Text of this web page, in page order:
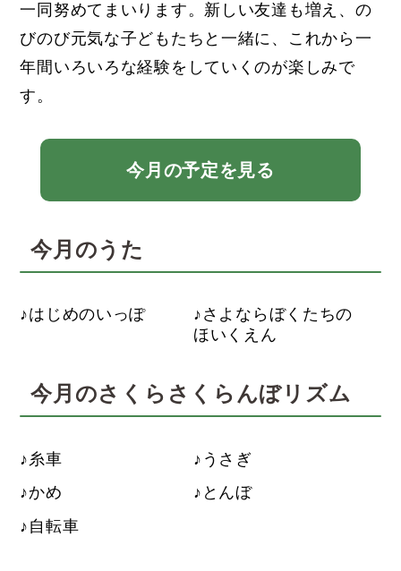
一同努めてまいります。新しい友達も増え、の
びのび元気な子どもたちと一緒に、これから一
年間いろいろな経験をしていくのが楽しみで
す。
今月の予定を見る
今月のうた
はじめのいっぽ
さよならぼくたちの
ほいくえん
今月のさくらさくらんぼリズム
糸車
うさぎ
かめ
とんぼ
自転車